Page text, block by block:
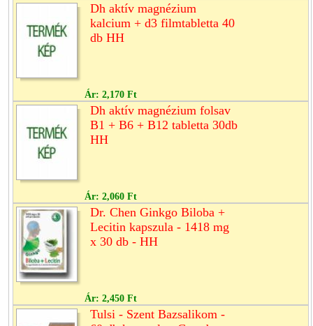
Dh aktív magnézium
kalcium + d3 filmtabletta 40
db HH
Ár: 2,170 Ft
Dh aktív magnézium folsav
B1 + B6 + B12 tabletta 30db
HH
Ár: 2,060 Ft
Dr. Chen Ginkgo Biloba +
Lecitin kapszula - 1418 mg
x 30 db - HH
Ár: 2,450 Ft
Tulsi - Szent Bazsalikom -